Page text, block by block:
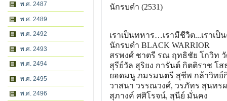
พ.ศ. 2487
พ.ศ. 2489
พ.ศ. 2492
พ.ศ. 2493
พ.ศ. 2494
พ.ศ. 2495
พ.ศ. 2496
นักรบดำ (2531)
เราเป็นทหาร…เรามีชีวิต...เราเ
นักรบดำ BLACK WARRIOR
สรพงศ์ ชาตรี รณ ฤทธิชัย โกวิท
สุรีย์วัล สุริยง การันต์ กิตติราช โส
ยอดมนู ภมรมนตรี สุชีพ กล้าวิทย์
วาสนา วรรณวงศ์, วรภัทร สุนท
สุภางค์ ศศิโรจน์, สุนีย์ มั่นคง